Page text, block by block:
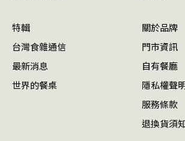
特輯
台灣食雜通信
最新消息
世界的餐桌
關於品牌
門市資訊
自有餐廳
隱私權聲
服務條款
退換貨須